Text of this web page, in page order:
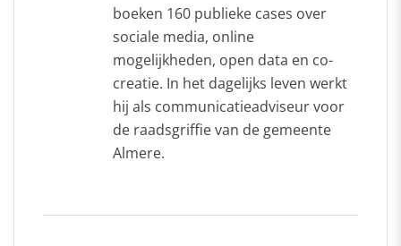
boeken 160 publieke cases over
sociale media, online
mogelijkheden, open data en co-
creatie. In het dagelijks leven werkt
hij als communicatieadviseur voor
de raadsgriffie van de gemeente
Almere.